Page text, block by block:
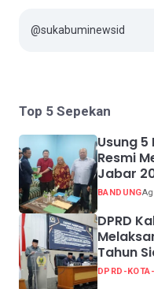
@sukabuminewsid
Top 5 Sepekan
Usung
Resmi
Jabar
BANDUNG
DPRD
Tahun
DPRD-